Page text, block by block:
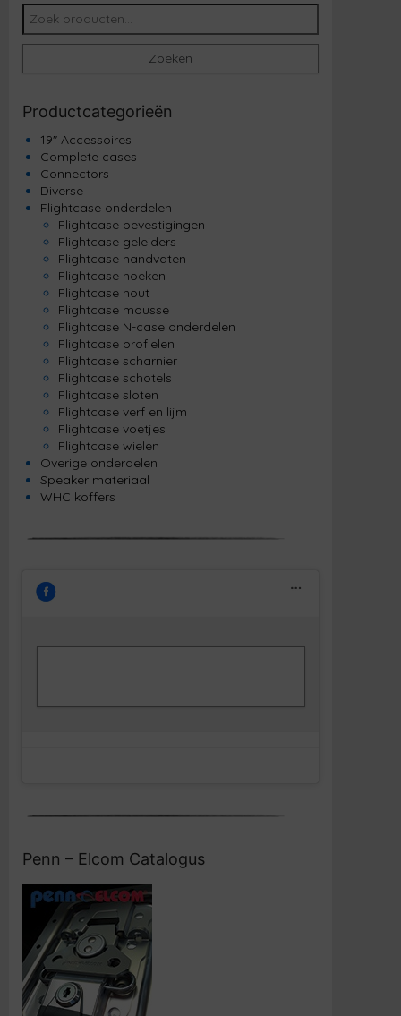
Zoeken naar:
Zoeken
Productcategorieën
19" Accessoires
Complete cases
Connectors
Diverse
Flightcase onderdelen
Flightcase bevestigingen
Flightcase geleiders
Flightcase handvaten
Flightcase hoeken
Flightcase hout
Flightcase mousse
Flightcase N-case onderdelen
Flightcase profielen
Flightcase scharnier
Flightcase schotels
Flightcase sloten
Flightcase verf en lijm
Flightcase voetjes
Flightcase wielen
Overige onderdelen
Speaker materiaal
WHC koffers
Penn – Elcom Catalogus